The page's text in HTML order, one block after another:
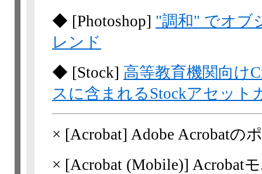
◆ [Photoshop] "調和" でオブ
レンド
◆ [Stock] 高等教育機関向け
スに含まれるStockアセット
× [Acrobat] Adobe Acrobatの
× [Acrobat (Mobile)] Acrobat